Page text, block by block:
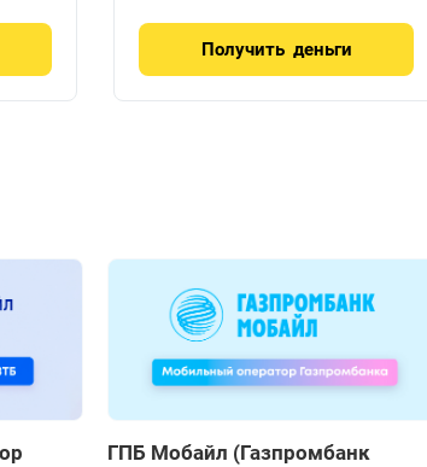
Получить деньги
ГПБ Мобайл (Газпромбанк